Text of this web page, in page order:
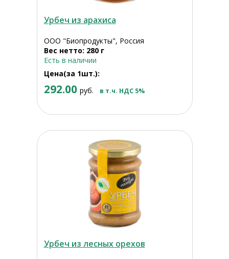
Урбеч из арахиса
ООО "Биопродукты", Россия
Вес нетто: 280 г
Есть в наличии
Цена(за 1шт.):
292.00 руб. в т.ч. НДС 5%
Урбеч из лесных орехов